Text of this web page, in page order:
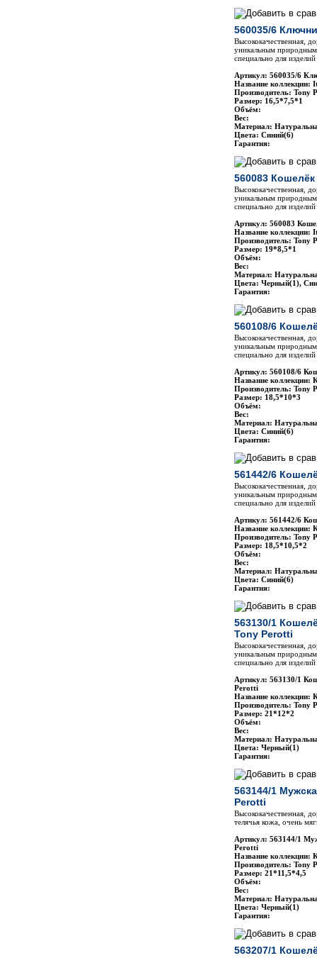
560035/6
Высококачественная,
уникальным
специально для
Артикул: 560035/6
Название коллекции:
Производитель: Tony
Размер: 16,5*7,5*1
Объём:
Вес:
Материал:
Цвета: Cиний(6)
Гарантия:
560083
Высококачественная,
уникальным
специально для
Артикул: 560083
Название коллекции:
Производитель: Tony
Размер: 19*8,5*1
Объём:
Вес:
Материал:
Цвета: Черный(1),
Гарантия:
560108/6
Высококачественная,
уникальным
специально для
Артикул: 560108/6
Название коллекции:
Производитель: Tony
Размер: 18,5*10*3
Объём:
Вес:
Материал:
Цвета: Cиний(6)
Гарантия:
561442/6
Высококачественная,
уникальным
специально для
Артикул: 561442/6
Название коллекции:
Производитель: Tony
Размер: 18,5*10,5*2
Объём:
Вес:
Материал:
Цвета: Cиний(6)
Гарантия:
563130/1
Tony Perotti
Высококачественная,
уникальным
специально для
Артикул: 563130/1
Perotti
Название коллекции:
Производитель: Tony
Размер: 21*12*2
Объём:
Вес:
Материал:
Цвета: Черный(1)
Гарантия:
563144/1
Perotti
Высококачественная,
телячья кожа, очень
Артикул: 563144/1
Perotti
Название коллекции:
Производитель: Tony
Размер: 21*11,5*4,5
Объём:
Вес:
Материал:
Цвета: Черный(1)
Гарантия:
563207/1